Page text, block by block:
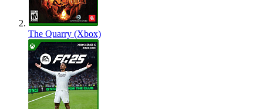
The Quarry (Xbox)